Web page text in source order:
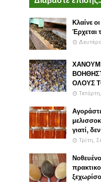
Κλαίνε
Έρχεται
ΟΛΟΥΣ
γιατί,
Τρίτη,